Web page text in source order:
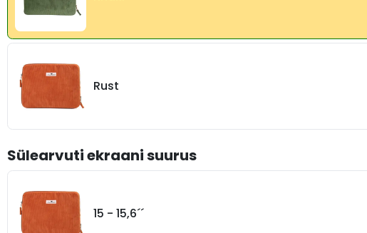
Rust
Sülearvuti ekraani suurus
15 - 15,6´´